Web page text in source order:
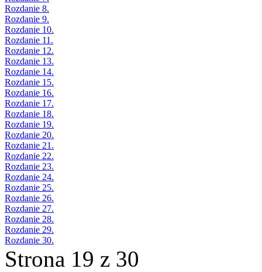
Rozdanie 8.
Rozdanie 9.
Rozdanie 10.
Rozdanie 11.
Rozdanie 12.
Rozdanie 13.
Rozdanie 14.
Rozdanie 15.
Rozdanie 16.
Rozdanie 17.
Rozdanie 18.
Rozdanie 19.
Rozdanie 20.
Rozdanie 21.
Rozdanie 22.
Rozdanie 23.
Rozdanie 24.
Rozdanie 25.
Rozdanie 26.
Rozdanie 27.
Rozdanie 28.
Rozdanie 29.
Rozdanie 30.
Strona 19 z 30